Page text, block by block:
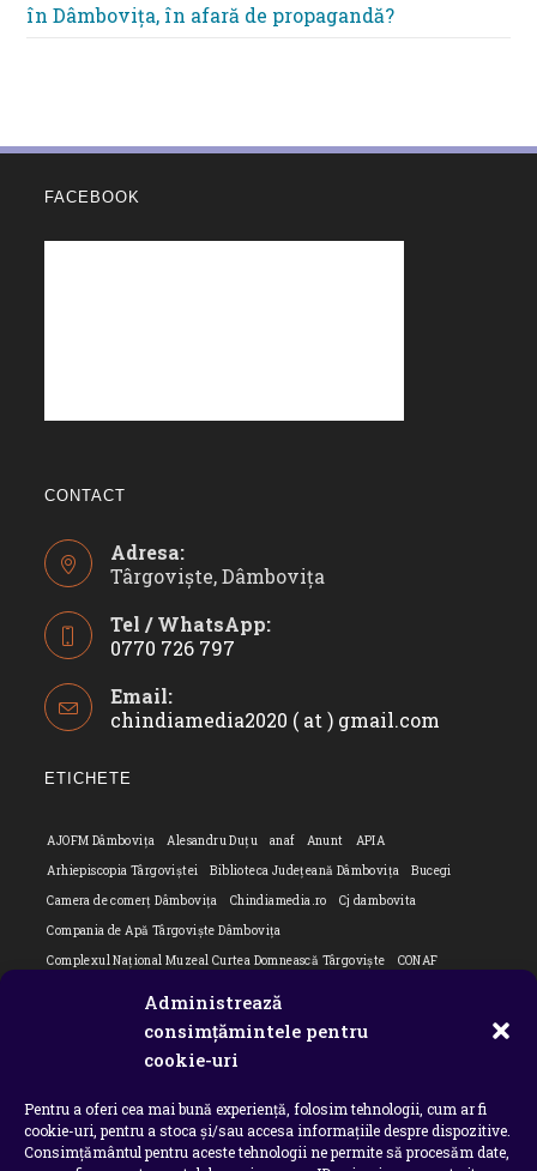
Administrează
consimțămintele pentru
cookie-uri
Pentru a oferi cea mai bună experiență, folosim tehnologii, cum ar fi
cookie-uri, pentru a stoca și/sau accesa informațiile despre dispozitive.
Consimțământul pentru aceste tehnologii ne permite să procesăm date,
în Dâmbovița, în afară de propagandă?
FACEBOOK
CONTACT
Adresa:
Târgoviște, Dâmbovița
Tel / WhatsApp:
0770 726 797
in
your
Email:
chindiamedia2020 ( at ) gmail.com
ETICHETE
AJOFM Dâmbovița Alesandru Duțu anaf Anunt
APIA
Arhiepiscopia Târgoviștei
Biblioteca Județeană Dâmbovița
Bucegi
Camera de comerț Dâmbovița
Chindiamedia.ro
Cj dambovita
Compania de Apă Târgoviște Dâmbovița
Complexul Național Muzeal Curtea Domnească Târgoviște
CONAF
Flori Bungete
intreruperi energie electrica
ipj dambovita
MApN
Ministerul Educației ministerul sanatatii
Nu-ți uita istoria
Oana Filip
Prefectura dambovita Primaria Dragodana
Primaria Lucieni